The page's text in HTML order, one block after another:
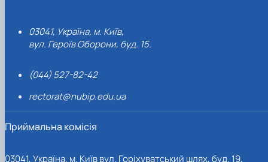
03041, Україна, м. Київ,
вул. Героїв Оборони, буд. 15.
(044) 527-82-42
rectorat@nubip.edu.ua
Приймальна комісія
03041, Україна, м. Київ вул. Горіхуватський шлях, буд. 19,